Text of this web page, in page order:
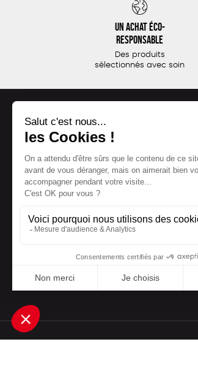
Un achat éco-
responsable
Des produits
sélectionnés avec soin
NOS PRODUITS
Notre collection
Accessoires
Bien-être
Papeterie